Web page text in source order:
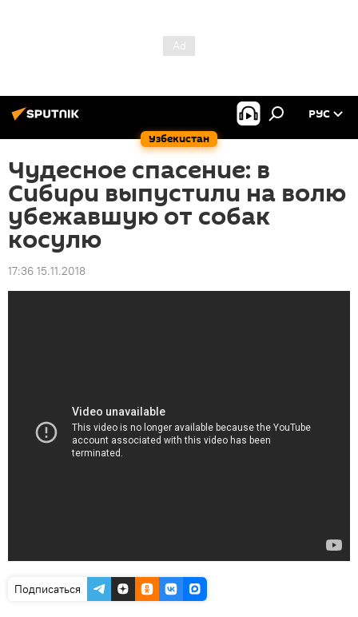
Узбекистан
РУС
Чудесное спасение: в
Сибири выпустили на волю
убежавшую от собак
косулю
17:36 15.11.2018
Подписаться